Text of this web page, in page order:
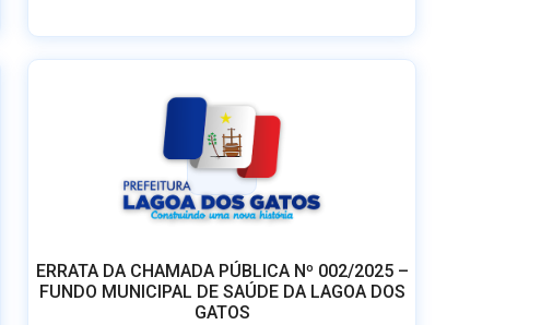
ERRATA DA CHAMADA PÚBLICA Nº 002/2025 –
FUNDO MUNICIPAL DE SAÚDE DA LAGOA DOS
GATOS